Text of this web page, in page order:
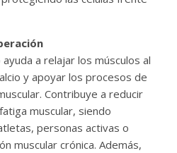
a relajar los músculos al
y apoyar los procesos de
Contribuye a reducir
muscular, siendo
personas activas o
muscular crónica. Además,